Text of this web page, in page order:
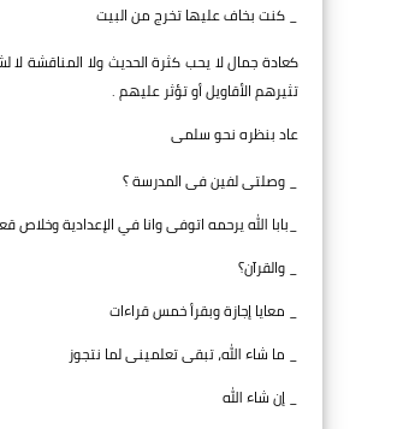
_ كنت بخاف عليها تخرج من البيت
كعادة جمال لا يحب كثرة الحديث ولا المناقشة
تثيرهم الأقاويل أو تؤثر عليهم .
عاد بنظره نحو سلمى
_ وصلتى لفين فى المدرسة ؟
_بابا الله يرحمه اتوفى وانا في الإعدادية وخلاص
_ والقرآن؟
_ معايا إجازة وبقرأ خمس قراءات
_ ما شاء الله، تبقى تعلمينى لما نتجوز
_ إن شاء الله